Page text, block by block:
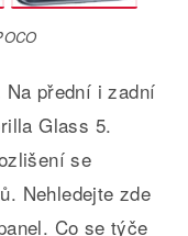
Na přední i zadní
Glass 5.
se
Nehledejte zde
Co se týče